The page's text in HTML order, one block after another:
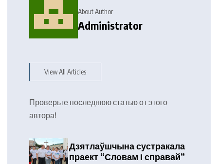
About Author
Administrator
View All Articles
Проверьте последнюю статью от этого
автора!
Дзятлаўшчына сустракала
праект “Словам і справай”